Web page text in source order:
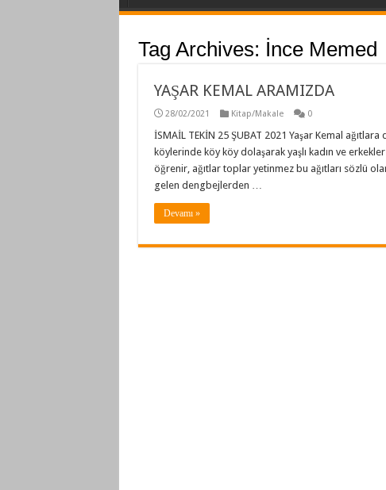
Tag Archives: İnce Memed
YAŞAR KEMAL ARAMIZDA
28/02/2021 Kitap/Makale 0
İSMAİL TEKİN 25 ŞUBAT 2021 Yaşar Kemal
köylerinde köy köy dolaşarak yaşlı kadın ve
öğrenir, ağıtlar toplar yetinmez bu ağıtları sözlü
gelen dengbejlerden …
Devamı »